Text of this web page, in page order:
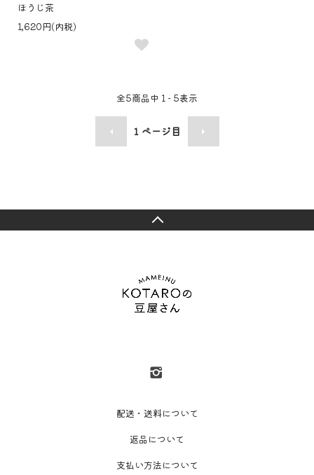
ほうじ茶
1,620円(内税)
全5商品中 1 - 5表示
1 ページ目
配送・送料について
返品について
支払い方法について